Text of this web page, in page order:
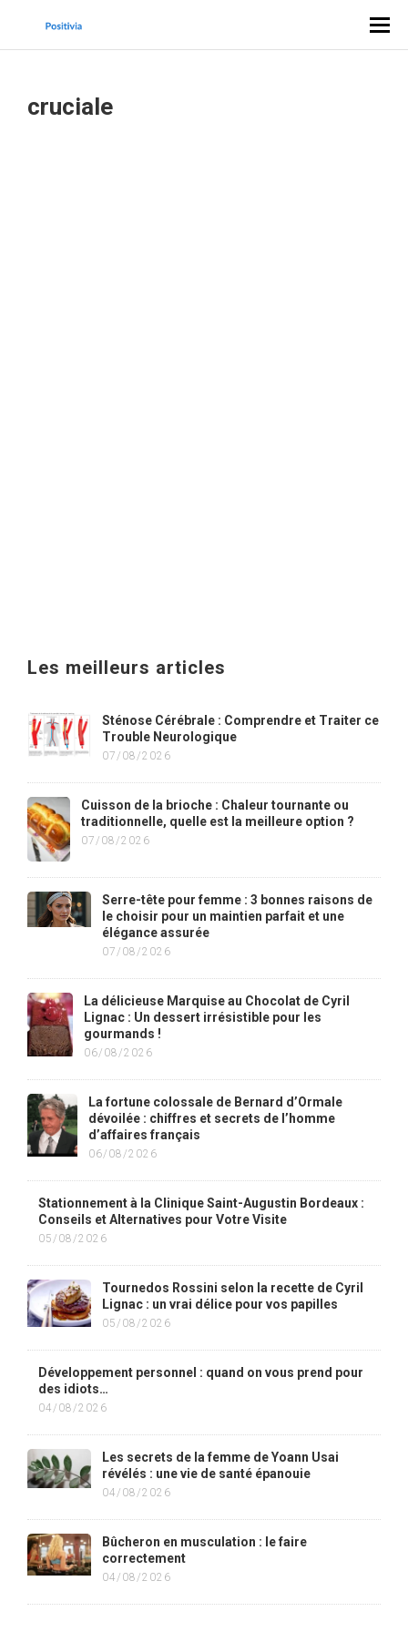
cruciale
Les meilleurs articles
Sténose Cérébrale : Comprendre et Traiter ce
Trouble Neurologique
07/08/2026
Cuisson de la brioche : Chaleur tournante ou
traditionnelle, quelle est la meilleure option ?
07/08/2026
Serre-tête pour femme : 3 bonnes raisons de
le choisir pour un maintien parfait et une
élégance assurée
07/08/2026
La délicieuse Marquise au Chocolat de Cyril
Lignac : Un dessert irrésistible pour les
gourmands !
06/08/2026
La fortune colossale de Bernard d’Ormale
dévoilée : chiffres et secrets de l’homme
d’affaires français
06/08/2026
Stationnement à la Clinique Saint-Augustin Bordeaux :
Conseils et Alternatives pour Votre Visite
05/08/2026
Tournedos Rossini selon la recette de Cyril
Lignac : un vrai délice pour vos papilles
05/08/2026
Développement personnel : quand on vous prend pour
des idiots…
04/08/2026
Les secrets de la femme de Yoann Usai
révélés : une vie de santé épanouie
04/08/2026
Bûcheron en musculation : le faire
correctement
04/08/2026